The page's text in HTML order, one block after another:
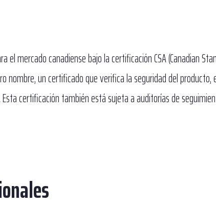
mercado canadiense bajo la certificación CSA (Canadian
nombre, un certificado que verifica la seguridad del producto,
certificación también está sujeta a auditorías de